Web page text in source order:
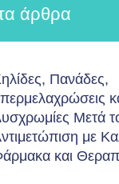
άρθρα
Πανάδες,
Μετά
με
και